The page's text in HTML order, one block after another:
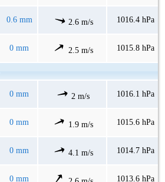
0.6 mm 2.6 m/s 1016.4 hPa
0 mm 2.5 m/s 1015.8 hPa
0 mm 2 m/s 1016.1 hPa
0 mm 1.9 m/s 1015.6 hPa
0 mm 4.1 m/s 1014.7 hPa
0 mm 1013.6 hPa